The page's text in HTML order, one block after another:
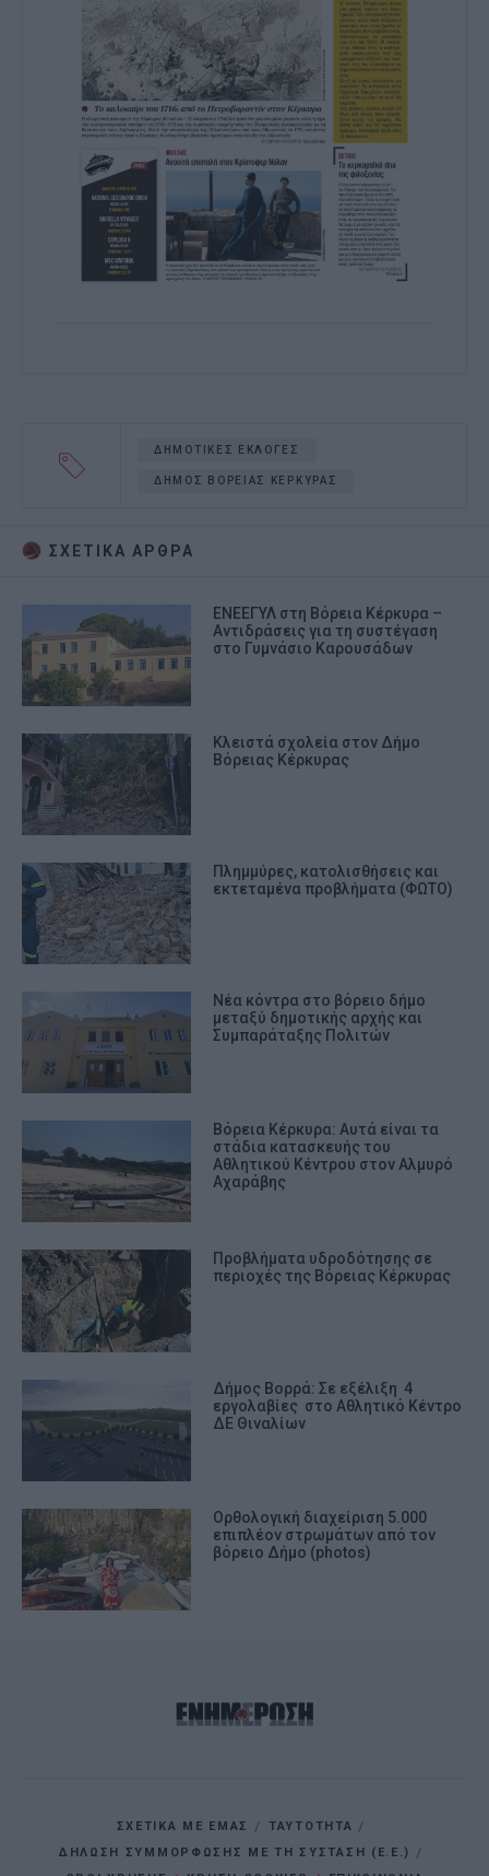
ΔΗΜΟΤΙΚΕΣ ΕΚΛΟΓΕΣ
ΔΗΜΟΣ ΒΟΡΕΙΑΣ ΚΕΡΚΥΡΑΣ
ΣΧΕΤΙΚA AΡΘΡΑ
ΕΝΕΕΓΥΛ στη Βόρεια Κέρκυρα –
Αντιδράσεις για τη συστέγαση
στο Γυμνάσιο Καρουσάδων
Κλειστά σχολεία στον Δήμο
Βόρειας Κέρκυρας
Πλημμύρες, κατολισθήσεις και
εκτεταμένα προβλήματα (ΦΩΤΟ)
Νέα κόντρα στο βόρειο δήμο
μεταξύ δημοτικής αρχής και
Συμπαράταξης Πολιτών
Βόρεια Κέρκυρα: Αυτά είναι τα
στάδια κατασκευής του
Αθλητικού Κέντρου στον Αλμυρό
Αχαράβης
Προβλήματα υδροδότησης σε
περιοχές της Βόρειας Κέρκυρας
Δήμος Βορρά: Σε εξέλιξη 4
εργολαβίες στο Αθλητικό Κέντρο
ΔΕ Θιναλίων
Ορθολογική διαχείριση 5.000
επιπλέον στρωμάτων από τον
βόρειο Δήμο (photos)
ΣΧΕΤΙΚΑ ΜΕ ΕΜΑΣ
ΤΑΥΤΟΤΗΤΑ
ΔΗΛΩΣΗ ΣΥΜΜΟΡΦΩΣΗΣ ΜΕ ΤΗ ΣΥΣΤΑΣΗ (Ε.Ε.)